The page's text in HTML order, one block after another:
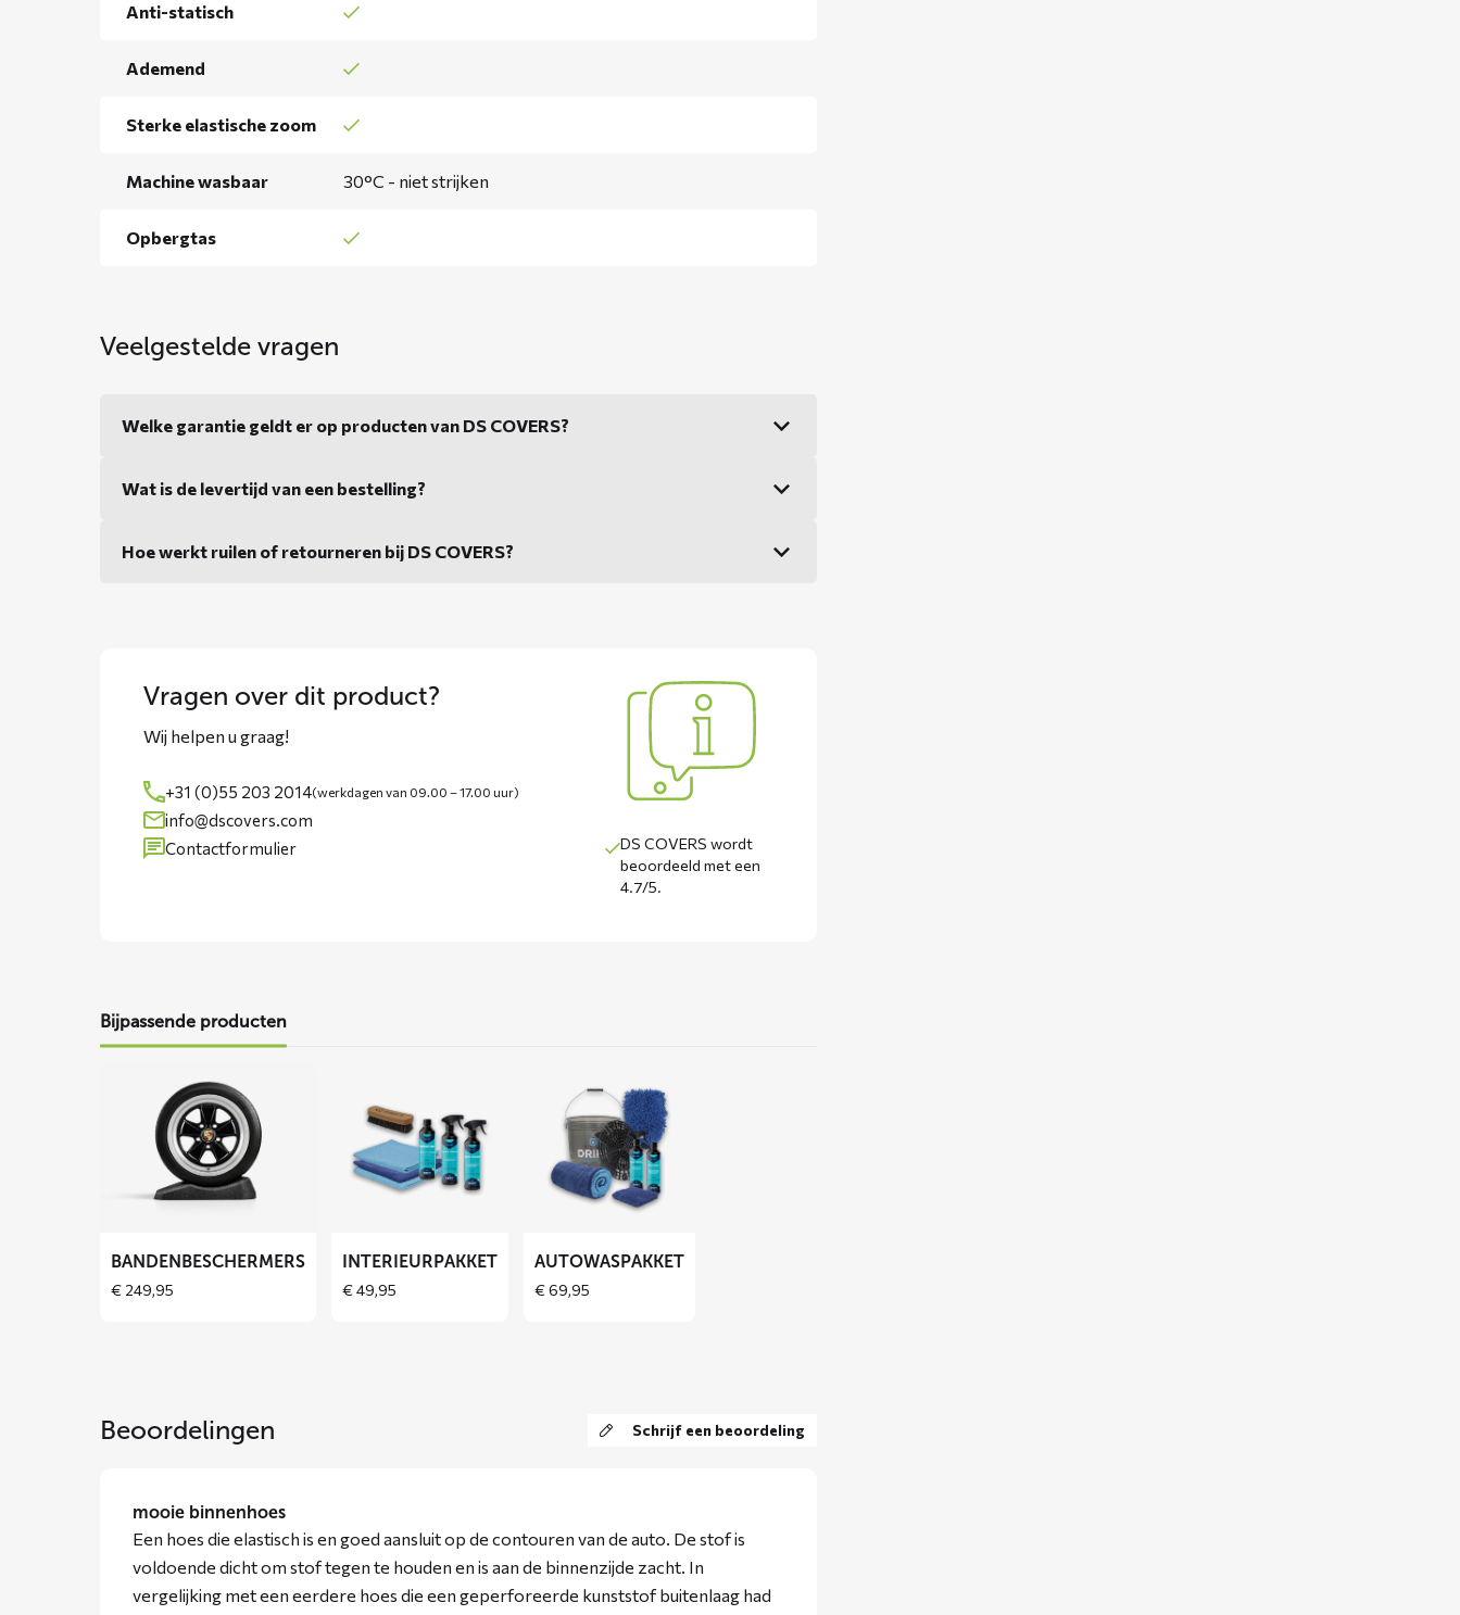
Anti-statisch
Ademend
Sterke elastische zoom
Machine wasbaar 30°C - niet strijken
Opbergtas
Veelgestelde vragen
Welke garantie geldt er op producten van DS COVERS?
Wat is de levertijd van een bestelling?
Hoe werkt ruilen of retourneren bij DS COVERS?
Vragen over dit product?
Wij helpen u graag!
+31 (0)55 203 2014(werkdagen van 09.00 – 17.00 uur)
info@dscovers.com
Contactformulier
DS COVERS wordt
beoordeeld met een
4.7/5.
Bijpassende producten
Bandenbeschermers
BANDENBESCHERMERS
€ 249,95
meer
Interieurpakket
INTERIEURPAKKET
€49,95
Autowaspakket
AUTOWASPAKKET
€69,95
Beoordelingen Schrijf een beoordeling
mooie binnenhoes
Een hoes die elastisch is en goed aansluit op de contouren van de auto. De stof is
voldoende dicht om stof tegen te houden en is aan de binnenzijde zacht. In
vergelijking met een eerdere hoes die een geperforeerde kunststof buitenlaag had